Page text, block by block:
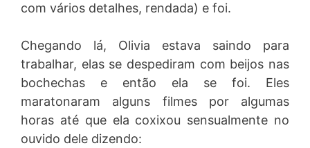
com vários detalhes, rendada) e foi.
Chegando lá, Olivia estava saindo para
trabalhar, elas se despediram com beijos nas
bochechas e então ela se foi. Eles
maratonaram alguns filmes por algumas
horas até que ela coxixou sensualmente no
ouvido dele dizendo: